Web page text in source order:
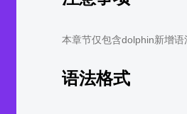
本章节仅包含dolphin新增
语法格式